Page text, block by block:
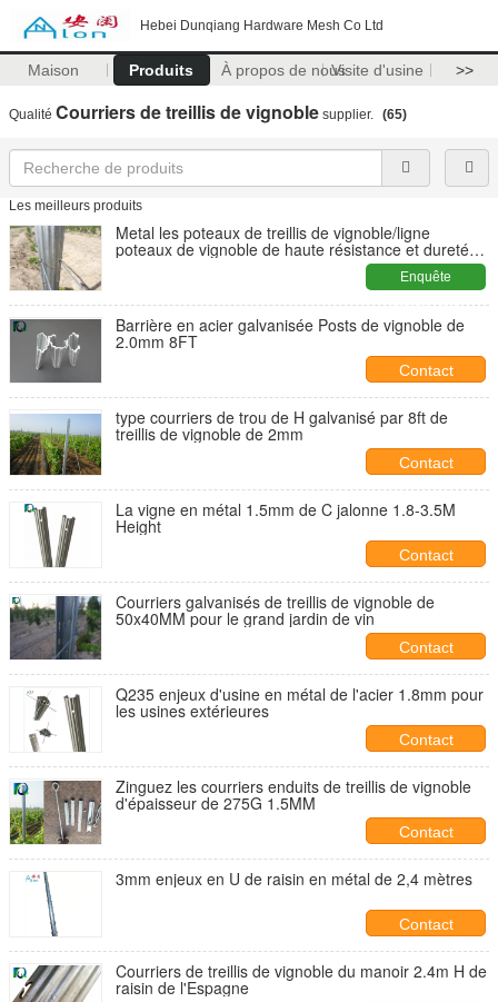
Hebei Dunqiang Hardware Mesh Co Ltd
Maison Produits À propos de nousVisite d'usine >>
Qualité Courriers de treillis de vignoble supplier. (65)
Les meilleurs produits
Metal les poteaux de treillis de vignoble/ligne
poteaux de vignoble de haute résistance et dureté
Enquête
maintenant
Barrière en acier galvanisée Posts de vignoble de
2.0mm 8FT
Contact
type courriers de trou de H galvanisé par 8ft de
treillis de vignoble de 2mm
Contact
La vigne en métal 1.5mm de C jalonne 1.8-3.5M
Height
Contact
Courriers galvanisés de treillis de vignoble de
50x40MM pour le grand jardin de vin
Contact
Q235 enjeux d'usine en métal de l'acier 1.8mm pour
les usines extérieures
Contact
Zinguez les courriers enduits de treillis de vignoble
d'épaisseur de 275G 1.5MM
Contact
3mm enjeux en U de raisin en métal de 2,4 mètres
Contact
Courriers de treillis de vignoble du manoir 2.4m H de
raisin de l'Espagne